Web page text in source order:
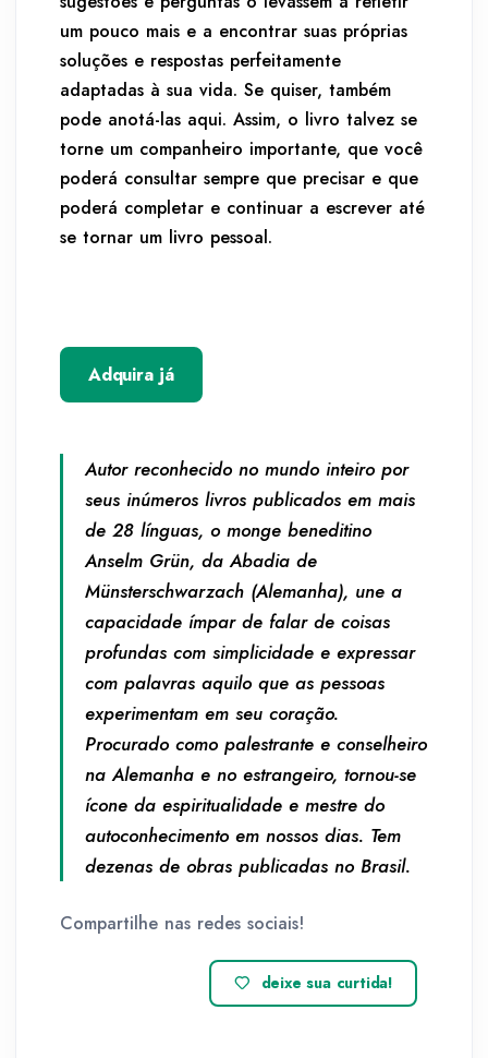
um pouco mais e a encontrar suas próprias
soluções e respostas perfeitamente
adaptadas à sua vida. Se quiser, também
pode anotá-las aqui. Assim, o livro talvez se
torne um companheiro importante, que você
poderá consultar sempre que precisar e que
poderá completar e continuar a escrever até
se tornar um livro pessoal.
Adquira já
Autor reconhecido no mundo inteiro por
seus inúmeros livros publicados em mais
de 28 línguas, o monge beneditino
Anselm Grün, da Abadia de
Münsterschwarzach (Alemanha), une a
capacidade ímpar de falar de coisas
profundas com simplicidade e expressar
com palavras aquilo que as pessoas
experimentam em seu coração.
Procurado como palestrante e conselheiro
na Alemanha e no estrangeiro, tornou-se
ícone da espiritualidade e mestre do
autoconhecimento em nossos dias. Tem
dezenas de obras publicadas no Brasil.
Compartilhe nas redes sociais!
deixe sua curtida!